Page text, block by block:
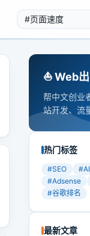
⛵️ Web
帮中文创业
站开发、流
热门标签
#SEO #
#Adsense
#谷歌排名
最新文章